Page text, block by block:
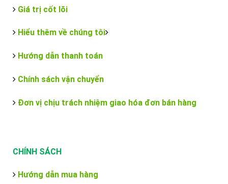
Giá trị cốt lõi
Hiểu thêm về chúng tôi
Hướng dẫn thanh toán
Chính sách vận chuyển
Đơn vị chịu trách nhiệm giao hóa đơn bán hàng
CHÍNH SÁCH
Hướng dẫn mua hàng